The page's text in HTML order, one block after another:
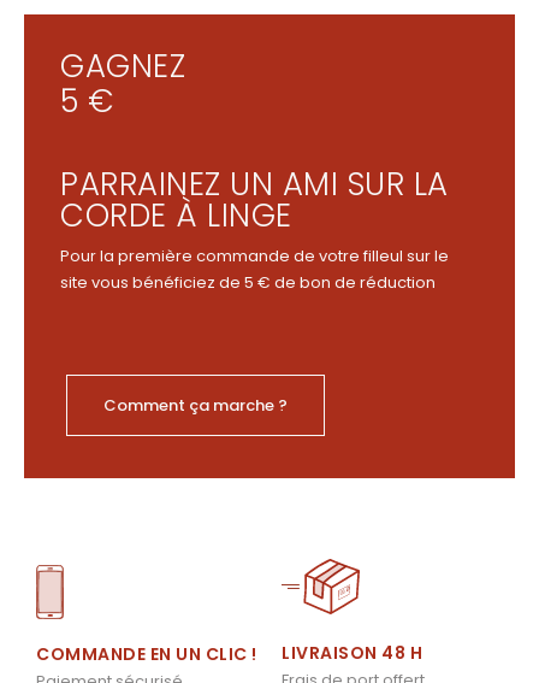
GAGNEZ
5 €
PARRAINEZ UN AMI SUR LA
CORDE À LINGE
Pour la première commande de votre filleul sur le
site vous bénéficiez de 5 € de bon de réduction
Comment ça marche ?
COMMANDE EN UN CLIC ! LIVRAISON 48 H